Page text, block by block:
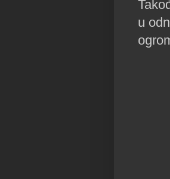
u